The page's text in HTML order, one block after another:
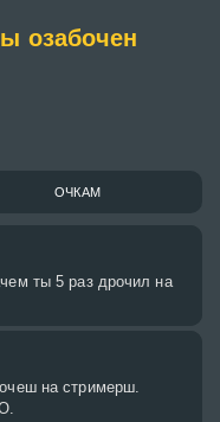
озабочен
ОЧКАМ
ты 5 раз дрочил на
на стримерш.